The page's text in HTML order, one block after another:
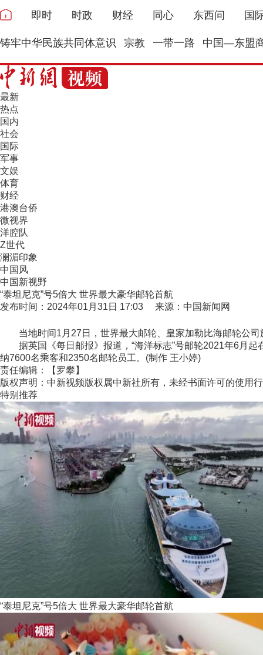
即时 时政 财经 同心 东西问 国
铸牢中华民族共同体意识 宗教 一带一路 中国—东盟
最新
热点
国内
社会
国际
军事
文娱
体育
财经
港澳台侨
微视界
洋腔队
Z世代
澜湄印象
中国风
中国新视野
“泰坦尼克”号5倍大 世界最大豪华邮轮首航
发布时间：2024年01月31日 17:03 来源：中国新闻网
当地时间1月27日，世界最大邮轮、皇家加勒比海邮轮公司
据英国《每日邮报》报道，“海洋标志”号邮轮2021年6月起
纳7600名乘客和2350名邮轮员工。(制作 王小婷)
责任编辑：【罗攀】
版权声明：中新视频版权属中新社所有，未经书面许可的使用
特别推荐
“泰坦尼克”号5倍大 世界最大豪华邮轮首航